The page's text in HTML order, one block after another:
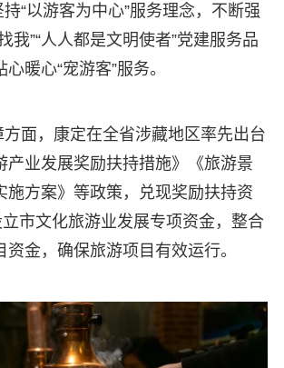
“以游客为中心”服务理念，不断强
我”“人人都是文明使者”党建服务品
暖心“宠游客”服务。
面，康定在全省涉藏地区率先出台
产业发展奖励扶持措施》《旅游景
施方案》等政策，兑现奖励扶持资
市文化旅游业发展专项资金，整合
资金，确保旅游项目有效运行。